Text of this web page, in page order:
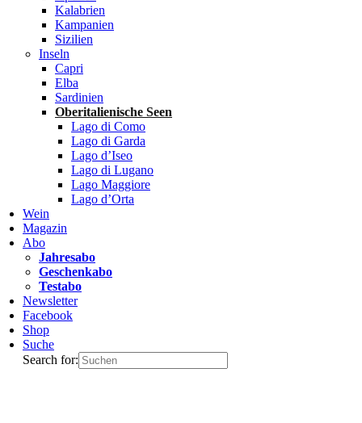
Kalabrien
Kampanien
Sizilien
Inseln
Capri
Elba
Sardinien
Oberitalienische Seen
Lago di Como
Lago di Garda
Lago d’Iseo
Lago di Lugano
Lago Maggiore
Lago d’Orta
Wein
Magazin
Abo
Jahresabo
Geschenkabo
Testabo
Newsletter
Facebook
Shop
Suche
Search for: